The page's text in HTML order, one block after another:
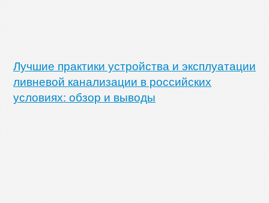
Лучшие практики устройства и эксплуатации
ливневой канализации в российских
условиях: обзор и выводы